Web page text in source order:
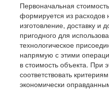
Первоначальная
формируется из расходов
изготовление, доставку и
пригодного для
технологическое
напрямую с этими
в стоимость объекта. При
соответствовать
экономически